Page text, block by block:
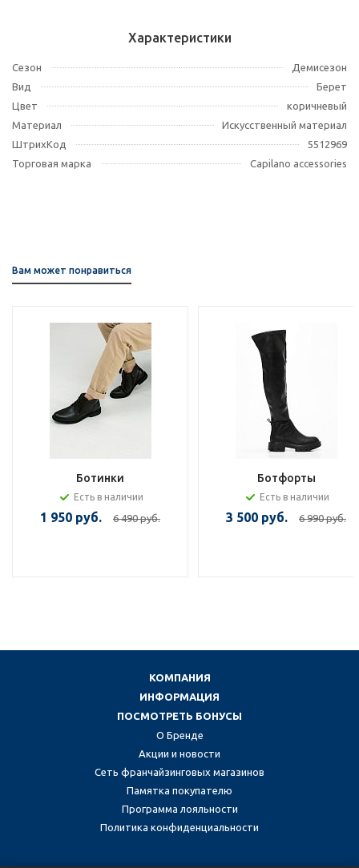
Характеристики
Сезон
Демисезон
Вид
Берет
Цвет
коричневый
Материал
Искусственный материал
ШтрихКод
5512969
Торговая марка
Capilano accessories
Вам может понравиться
Ботинки
Есть в наличии
1 950 руб. 6 490 руб.
Ботфорты
Есть в наличии
3 500 руб. 6 990 руб.
КОМПАНИЯ
ИНФОРМАЦИЯ
ПОСМОТРЕТЬ БОНУСЫ
О Бренде
Акции и новости
Сеть франчайзинговых магазинов
Памятка покупателю
Программа лояльности
Политика конфиденциальности